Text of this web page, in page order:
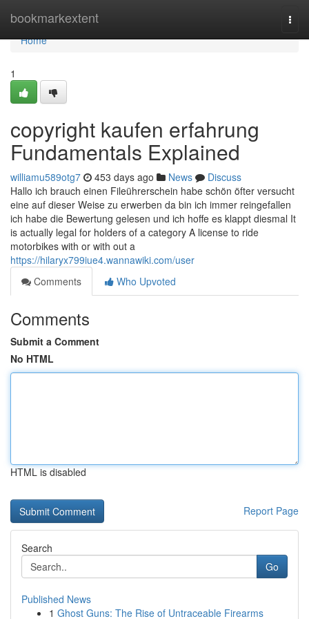
bookmarkextent
Home
Home
1
copyright kaufen erfahrung
Fundamentals Explained
williamu589otg7 453 days ago News
Discuss
Hallo ich brauch einen Fileührerschein habe schön öfter versucht
eine auf dieser Weise zu erwerben da bin ich immer reingefallen
ich habe die Bewertung gelesen und ich hoffe es klappt diesmal It
is actually legal for holders of a category A license to ride
motorbikes with or with out a
https://hilaryx799iue4.wannawiki.com/user
Comments
Who Upvoted
Comments
Submit a Comment
No HTML
HTML is disabled
Report Page
Search
Go
Published News
1 Ghost Guns: The Rise of Untraceable Firearms